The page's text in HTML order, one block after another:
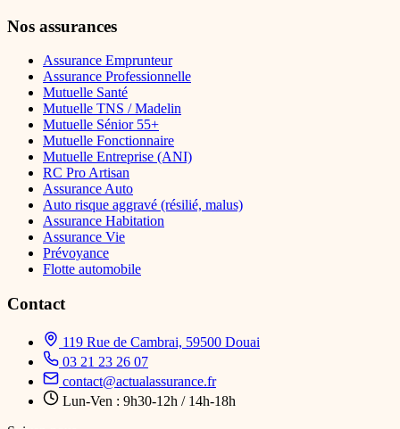
Nos assurances
Assurance Emprunteur
Assurance Professionnelle
Mutuelle Santé
Mutuelle TNS / Madelin
Mutuelle Sénior 55+
Mutuelle Fonctionnaire
Mutuelle Entreprise (ANI)
RC Pro Artisan
Assurance Auto
Auto risque aggravé (résilié, malus)
Assurance Habitation
Assurance Vie
Prévoyance
Flotte automobile
Contact
119 Rue de Cambrai, 59500 Douai
03 21 23 26 07
contact@actualassurance.fr
Lun-Ven : 9h30-12h / 14h-18h